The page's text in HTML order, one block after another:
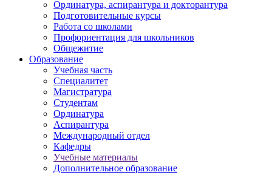
Ординатура, аспирантура и докторантура
Подготовительные курсы
Работа со школами
Профориентация для школьников
Общежитие
Образование
Учебная часть
Специалитет
Магистратура
Студентам
Ординатура
Аспирантура
Международный отдел
Кафедры
Учебные материалы
Дополнительное образование